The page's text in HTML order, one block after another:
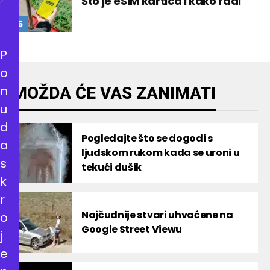
MOŽDA ĆE VAS ZANIMATI
Pogledajte što se dogodi s
ljudskom rukom kada se uroni u
tekući dušik
Najčudnije stvari uhvaćene na
Google Street Viewu
P
o
n
u
d
a
s
k
r
o
j
e